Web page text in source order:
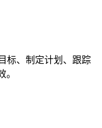
标、制定计划、跟踪
。